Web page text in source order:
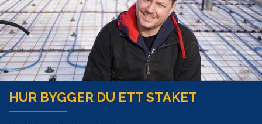
HUR BYGGER DU ETT STAKET